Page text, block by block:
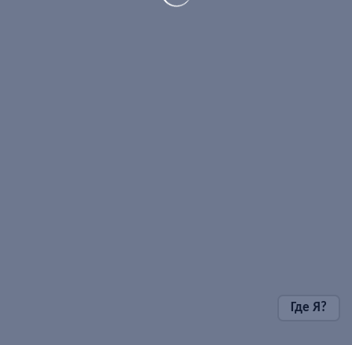
Где Я?